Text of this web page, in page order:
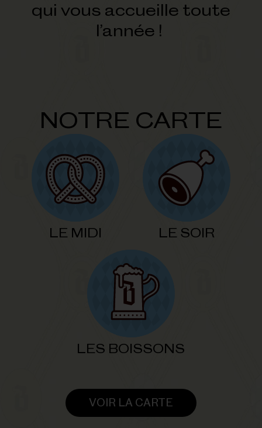
qui vous accueille toute
l’année !
NOTRE CARTE
LE MIDI LE SOIR
LES BOISSONS
VOIR LA CARTE